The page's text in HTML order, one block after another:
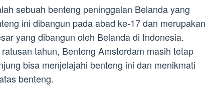
sebuah benteng peninggalan Belanda yang
ini dibangun pada abad ke-17 dan merupakan
yang dibangun oleh Belanda di Indonesia.
tahun, Benteng Amsterdam masih tetap
bisa menjelajahi benteng ini dan menikmati
benteng.